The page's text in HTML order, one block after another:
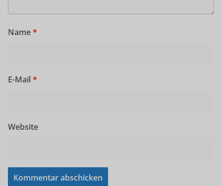
Name*
E-Mail *
Website